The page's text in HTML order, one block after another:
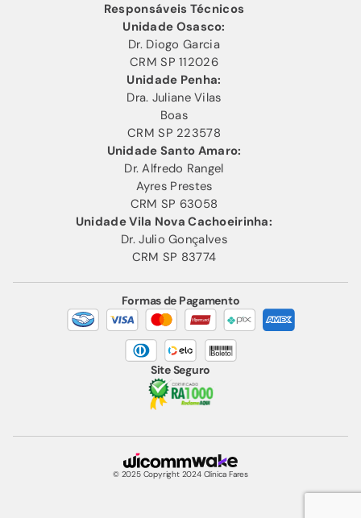
Responsáveis Técnicos
Unidade Osasco:
Dr. Diogo Garcia
CRM SP 112026
Unidade Penha:
Dra. Juliane Vilas
Boas
CRM SP 223578
Unidade Santo Amaro:
Dr. Alfredo Rangel
Ayres Prestes
CRM SP 63058
Unidade Vila Nova Cachoeirinha:
Dr. Julio Gonçalves
CRM SP 83774
Formas de Pagamento
Site Seguro
© 2025 Copyright 2024 Clínica Fares